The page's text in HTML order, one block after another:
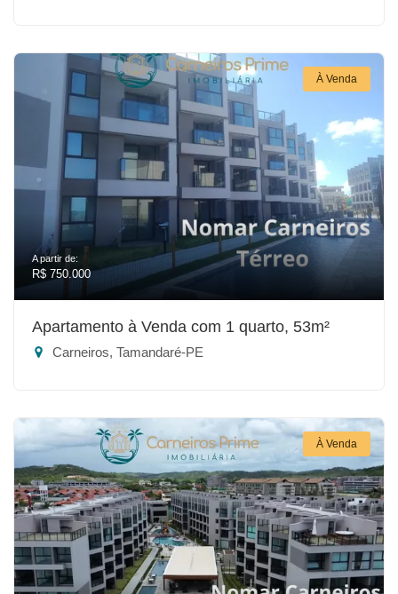
À Venda
A partir de:
R$ 750.000
Apartamento à Venda com 1 quarto, 53m²
Carneiros, Tamandaré-PE
À Venda